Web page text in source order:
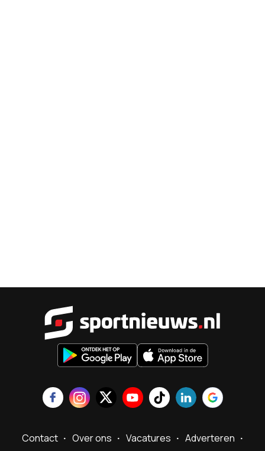
Contact Over ons Vacatures
Adverteren